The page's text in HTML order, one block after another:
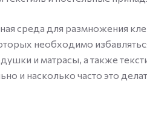
среда для размножения
необходимо
и матрасы, а также
и насколько часто это